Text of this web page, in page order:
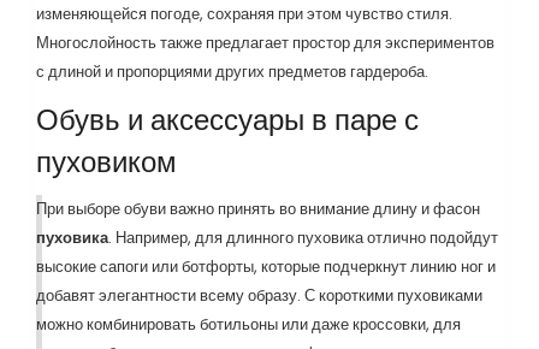
изменяющейся погоде, сохраняя при этом чувство стиля.
Многослойность также предлагает простор для экспериментов
с длиной и пропорциями других предметов гардероба.
Обувь и аксессуары в паре с
пуховиком
При выборе обуви важно принять во внимание длину и фасон
пуховика. Например, для длинного пуховика отлично подойдут
высокие сапоги или ботфорты, которые подчеркнут линию ног и
добавят элегантности всему образу. С короткими пуховиками
можно комбинировать ботильоны или даже кроссовки, для